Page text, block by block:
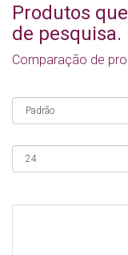
Produtos
de pesquisa.
Comparação de